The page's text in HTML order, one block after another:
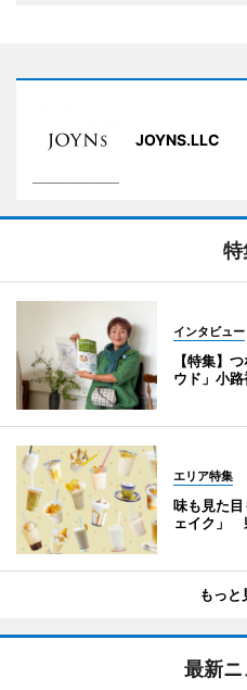
JOYNS.LLC
特
インタビュー
【特集】
ウド」小
エリア特集
味も見た
ェイク」
もっと
最新